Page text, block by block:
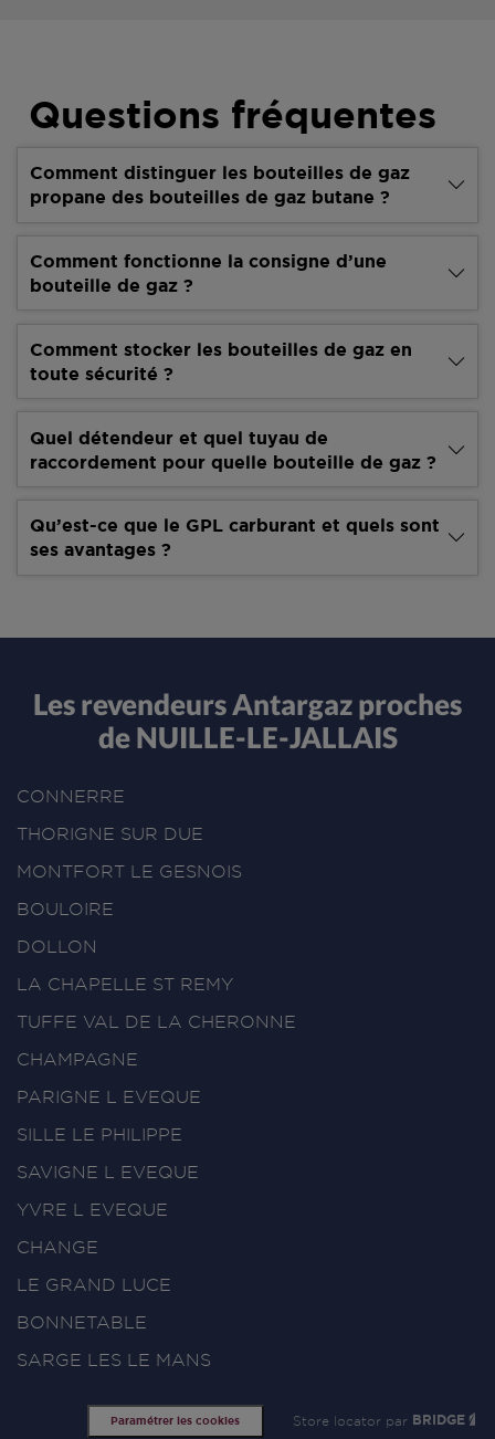
Questions fréquentes
Comment distinguer les bouteilles de gaz
propane des bouteilles de gaz butane ?
Comment fonctionne la consigne d’une
bouteille de gaz ?
Comment stocker les bouteilles de gaz en
toute sécurité ?
Quel détendeur et quel tuyau de
raccordement pour quelle bouteille de gaz ?
Qu’est-ce que le GPL carburant et quels sont
ses avantages ?
Les revendeurs Antargaz proches
de NUILLE-LE-JALLAIS
CONNERRE
THORIGNE SUR DUE
MONTFORT LE GESNOIS
BOULOIRE
DOLLON
LA CHAPELLE ST REMY
TUFFE VAL DE LA CHERONNE
CHAMPAGNE
PARIGNE L EVEQUE
SILLE LE PHILIPPE
SAVIGNE L EVEQUE
YVRE L EVEQUE
CHANGE
LE GRAND LUCE
BONNETABLE
SARGE LES LE MANS
Paramétrer les cookies Store locator par BRIDGE